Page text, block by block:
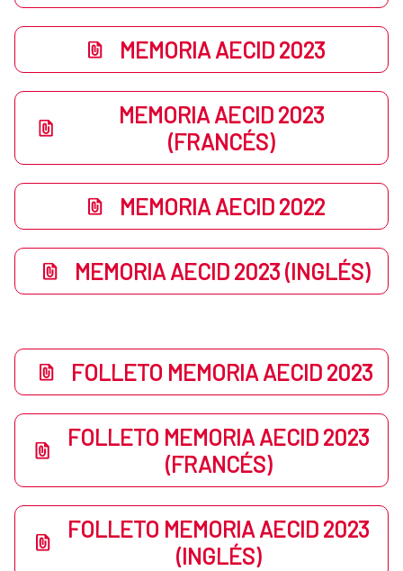
MEMORIA AECID 2023
MEMORIA AECID 2023
(FRANCÉS)
MEMORIA AECID 2022
MEMORIA AECID 2023 (INGLÉS)
FOLLETO MEMORIA AECID 2023
FOLLETO MEMORIA AECID 2023
(FRANCÉS)
FOLLETO MEMORIA AECID 2023
(INGLÉS)